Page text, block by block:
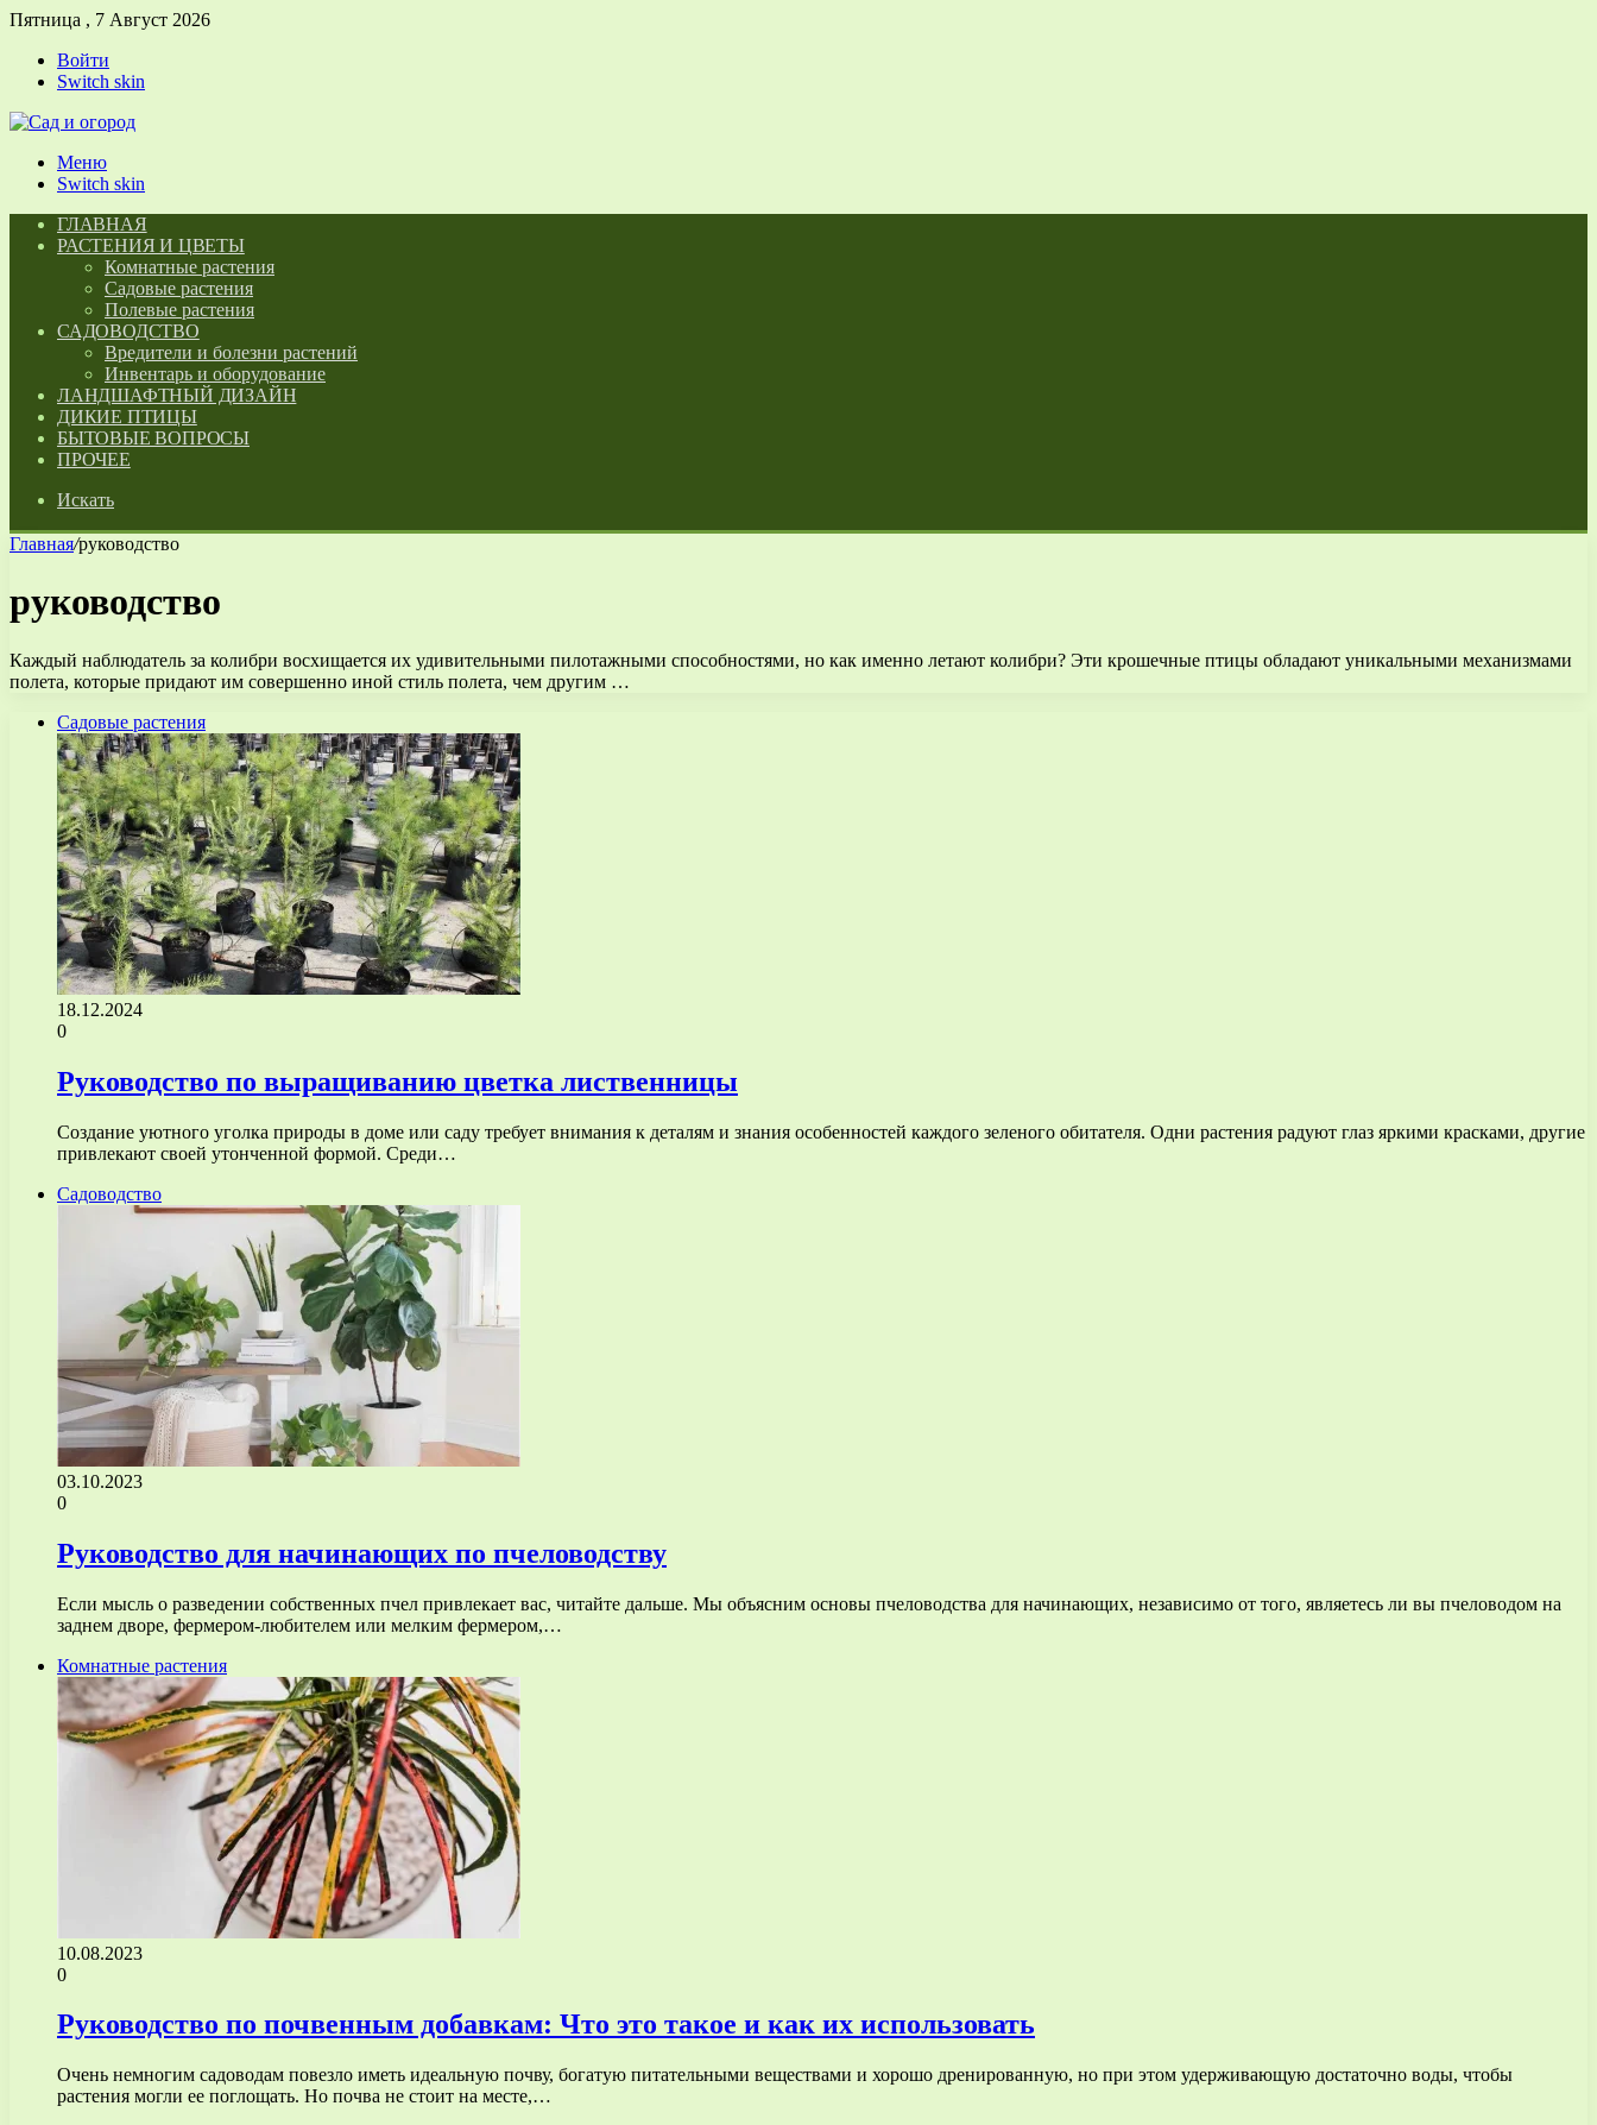
Пятница , 7 Август 2026
Войти
Switch skin
Меню
Switch skin
ГЛАВНАЯ
РАСТЕНИЯ И ЦВЕТЫ
Комнатные растения
Садовые растения
Полевые растения
САДОВОДСТВО
Вредители и болезни растений
Инвентарь и оборудование
ЛАНДШАФТНЫЙ ДИЗАЙН
ДИКИЕ ПТИЦЫ
БЫТОВЫЕ ВОПРОСЫ
ПРОЧЕЕ
Искать
Главная/руководство
руководство
Каждый наблюдатель за колибри восхищается их удивительными пилотажными способностями, но как именно летают колибри? Эти крошечные птицы обладают уникальными механизмами
полета, которые придают им совершенно иной стиль полета, чем другим …
Садовые растения
18.12.2024
0
Руководство по выращиванию цветка лиственницы
Создание уютного уголка природы в доме или саду требует внимания к деталям и знания особенностей каждого зеленого обитателя. Одни растения радуют глаз яркими красками, другие
привлекают своей утонченной формой. Среди…
Садоводство
03.10.2023
0
Руководство для начинающих по пчеловодству
Если мысль о разведении собственных пчел привлекает вас, читайте дальше. Мы объясним основы пчеловодства для начинающих, независимо от того, являетесь ли вы пчеловодом на
заднем дворе, фермером-любителем или мелким фермером,…
Комнатные растения
10.08.2023
0
Руководство по почвенным добавкам: Что это такое и как их использовать
Очень немногим садоводам повезло иметь идеальную почву, богатую питательными веществами и хорошо дренированную, но при этом удерживающую достаточно воды, чтобы
растения могли ее поглощать. Но почва не стоит на месте,…